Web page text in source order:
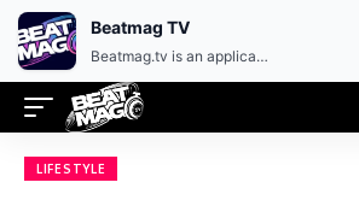
LIFESTYLE
Beatmag TV
Beatmag.tv is an application designed for fans of electronic music.